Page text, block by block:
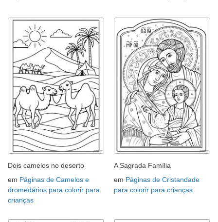
Dois camelos no deserto
em Páginas de Camelos e
dromedários para colorir para
crianças
A Sagrada Família
em Páginas de Cristandade
para colorir para crianças